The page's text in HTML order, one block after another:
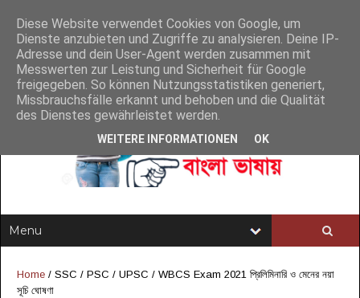
Home / SSC / PSC / UPSC / WBCS Exam 2021 প্রিলিমিনারি ও মেনের নয়া
সূচি ঘোষণা
Diese Website verwendet Cookies von Google, um
Dienste anzubieten und Zugriffe zu analysieren. Deine IP-
Adresse und dein User-Agent werden zusammen mit
Messwerten zur Leistung und Sicherheit für Google
freigegeben. So können Nutzungsstatistiken generiert,
Missbrauchsfälle erkannt und behoben und die Qualität
des Dienstes gewährleistet werden.
WEITERE INFORMATIONEN OK